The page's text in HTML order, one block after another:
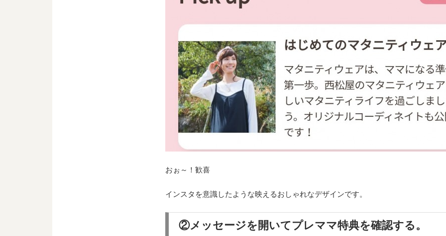
おぉ～！歓喜
インスタを意識したような映えるおしゃれなデザインです。
②メッセージを開いてプレママ特典を確認する。